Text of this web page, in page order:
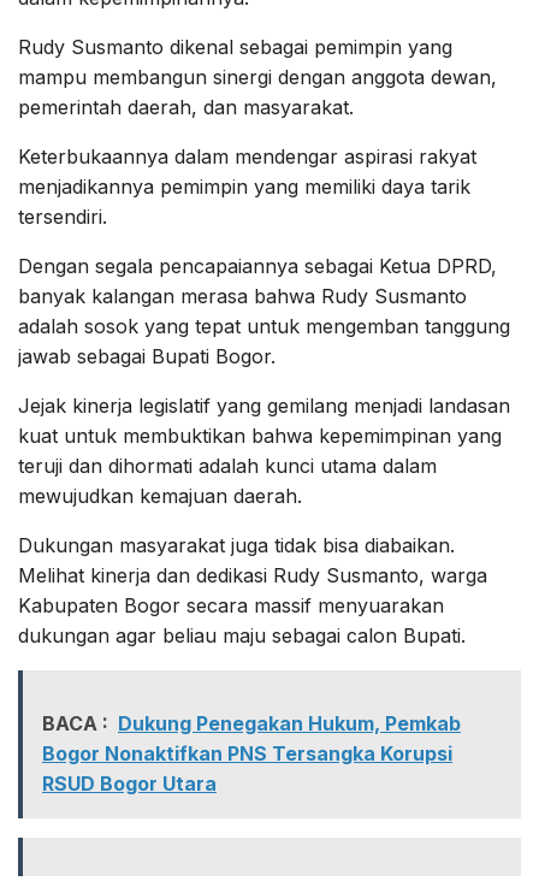
Rudy Susmanto dikenal sebagai pemimpin yang
mampu membangun sinergi dengan anggota dewan,
pemerintah daerah, dan masyarakat.
Keterbukaannya dalam mendengar aspirasi rakyat
menjadikannya pemimpin yang memiliki daya tarik
tersendiri.
Dengan segala pencapaiannya sebagai Ketua DPRD,
banyak kalangan merasa bahwa Rudy Susmanto
adalah sosok yang tepat untuk mengemban tanggung
jawab sebagai Bupati Bogor.
Jejak kinerja legislatif yang gemilang menjadi landasan
kuat untuk membuktikan bahwa kepemimpinan yang
teruji dan dihormati adalah kunci utama dalam
mewujudkan kemajuan daerah.
Dukungan masyarakat juga tidak bisa diabaikan.
Melihat kinerja dan dedikasi Rudy Susmanto, warga
Kabupaten Bogor secara massif menyuarakan
dukungan agar beliau maju sebagai calon Bupati.
BACA : Dukung Penegakan Hukum, Pemkab
Bogor Nonaktifkan PNS Tersangka Korupsi
RSUD Bogor Utara